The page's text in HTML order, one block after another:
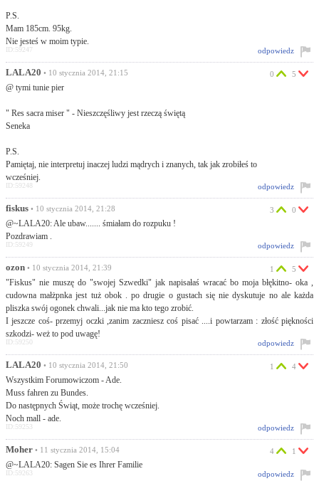
P.S.
Mam 185cm. 95kg.
Nie jesteś w moim typie.
odpowiedz
ID:59247
LALA20 • 10 stycznia 2014, 21:15
@ tymi tunie pier
" Res sacra miser " - Nieszczęśliwy jest rzeczą świętą
Seneka
P.S.
Pamiętaj, nie interpretuj inaczej ludzi mądrych i znanych, tak jak zrobiłeś to
wcześniej.
0 5
odpowiedz
ID:59248
fiskus • 10 stycznia 2014, 21:28
@~LALA20: Ale ubaw....... śmiałam do rozpuku !
Pozdrawiam .
3 0
odpowiedz
ID:59249
ozon • 10 stycznia 2014, 21:39
"Fiskus" nie muszę do "swojej Szwedki" jak napisałaś wracać bo moja błękitno- oka ,
cudowna małżpnka jest tuż obok . po drugie o gustach się nie dyskutuje no ale każda
pliszka swój ogonek chwali...jak nie ma kto tego zrobić.
I jeszcze coś- przemyj oczki ,zanim zaczniesz coś pisać ....i powtarzam : złość piękności
szkodzi- weż to pod uwagę!
1 5
odpowiedz
ID:59250
LALA20 • 10 stycznia 2014, 21:50
Wszystkim Forumowiczom - Ade.
Muss fahren zu Bundes.
Do następnych Świąt, może trochę wcześniej.
Noch mall - ade.
1 4
odpowiedz
ID:59253
Moher • 11 stycznia 2014, 15:04
@~LALA20: Sagen Sie es Ihrer Familie
4 1
odpowiedz
ID:59263